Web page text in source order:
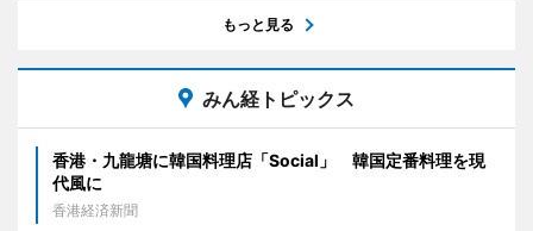
もっと見る
みん経トピックス
香港・九龍塘に韓国料理店「Social」 韓国定番料理を現
代風に
香港経済新聞